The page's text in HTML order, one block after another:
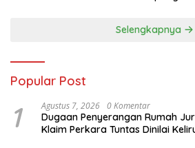
Selengkapnya
Popular Post
1 Agustus 7, 2026 0 Komentar
Dugaan Penyerangan Rumah
Klaim Perkara Tuntas Dinilai